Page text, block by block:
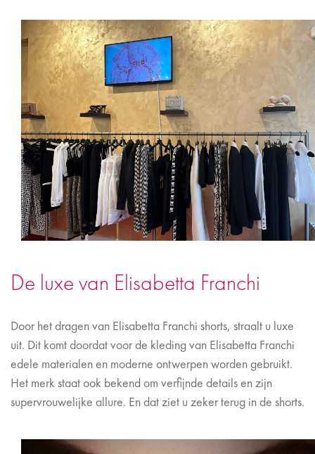
De luxe van Elisabetta Franchi
Door het dragen van Elisabetta Franchi shorts, straalt u luxe
uit. Dit komt doordat voor de kleding van Elisabetta Franchi
edele materialen en moderne ontwerpen worden gebruikt.
Het merk staat ook bekend om verfijnde details en zijn
supervrouwelijke allure. En dat ziet u zeker terug in de shorts.